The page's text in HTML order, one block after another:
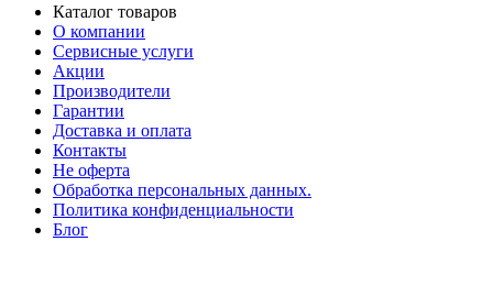
Каталог товаров
О компании
Сервисные услуги
Акции
Производители
Гарантии
Доставка и оплата
Контакты
Не оферта
Обработка персональных данных.
Политика конфиденциальности
Блог